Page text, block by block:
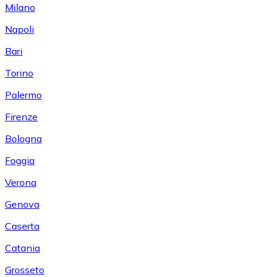
Milano
Napoli
Bari
Torino
Palermo
Firenze
Bologna
Foggia
Verona
Genova
Caserta
Catania
Grosseto